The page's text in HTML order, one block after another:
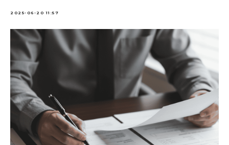
2025-06-20 11:57